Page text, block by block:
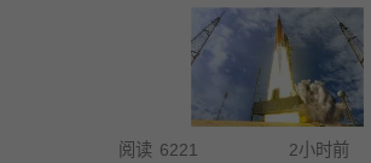
阅读 6221 2小时前